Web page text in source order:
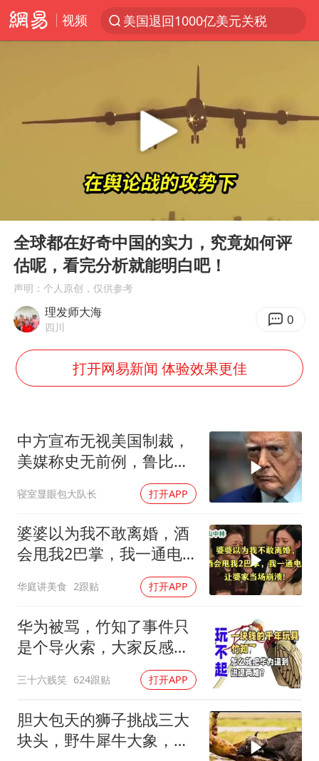
视频
美国退回1000亿美元关税
探寻“技能+”促就业创业新路
38岁山东财大教授刘海明逝世
台风白海豚或在华东沿海登陆
弹药库存告急 美军补货难
沙特否认与胡塞武装举行会谈
香港殿堂级填词人黎彼得因病离世 终年76岁
李亚鹏向地铁吐血女孩捐99999元
FIFA官方支持因凡蒂诺
乘客脱鞋散发异味 司机提醒反被怼
日本籍女网红在韩直播时自杀身亡
恩比德变瘦引热议
Play
全球都在好奇中国的实力，究竟如何评
估呢，看完分析就能明白吧！
声明：个人原创，仅供参考
理发师大海
四川 0
打开网易新闻 体验效果更佳
中方宣布无视美国制裁，
美媒称史无前例，鲁比
奥：或追加二次制裁
寝室显眼包大队长 打开APP
婆婆以为我不敢离婚，酒
会甩我2巴掌，我一通电
华庭讲美食 2跟贴 打开APP
华为被骂，竹知了事件只
是个导火索，大家反感的
三十六贱笑 624跟贴 打开APP
胆大包天的狮子挑战三大
块头，野牛犀牛大象，草